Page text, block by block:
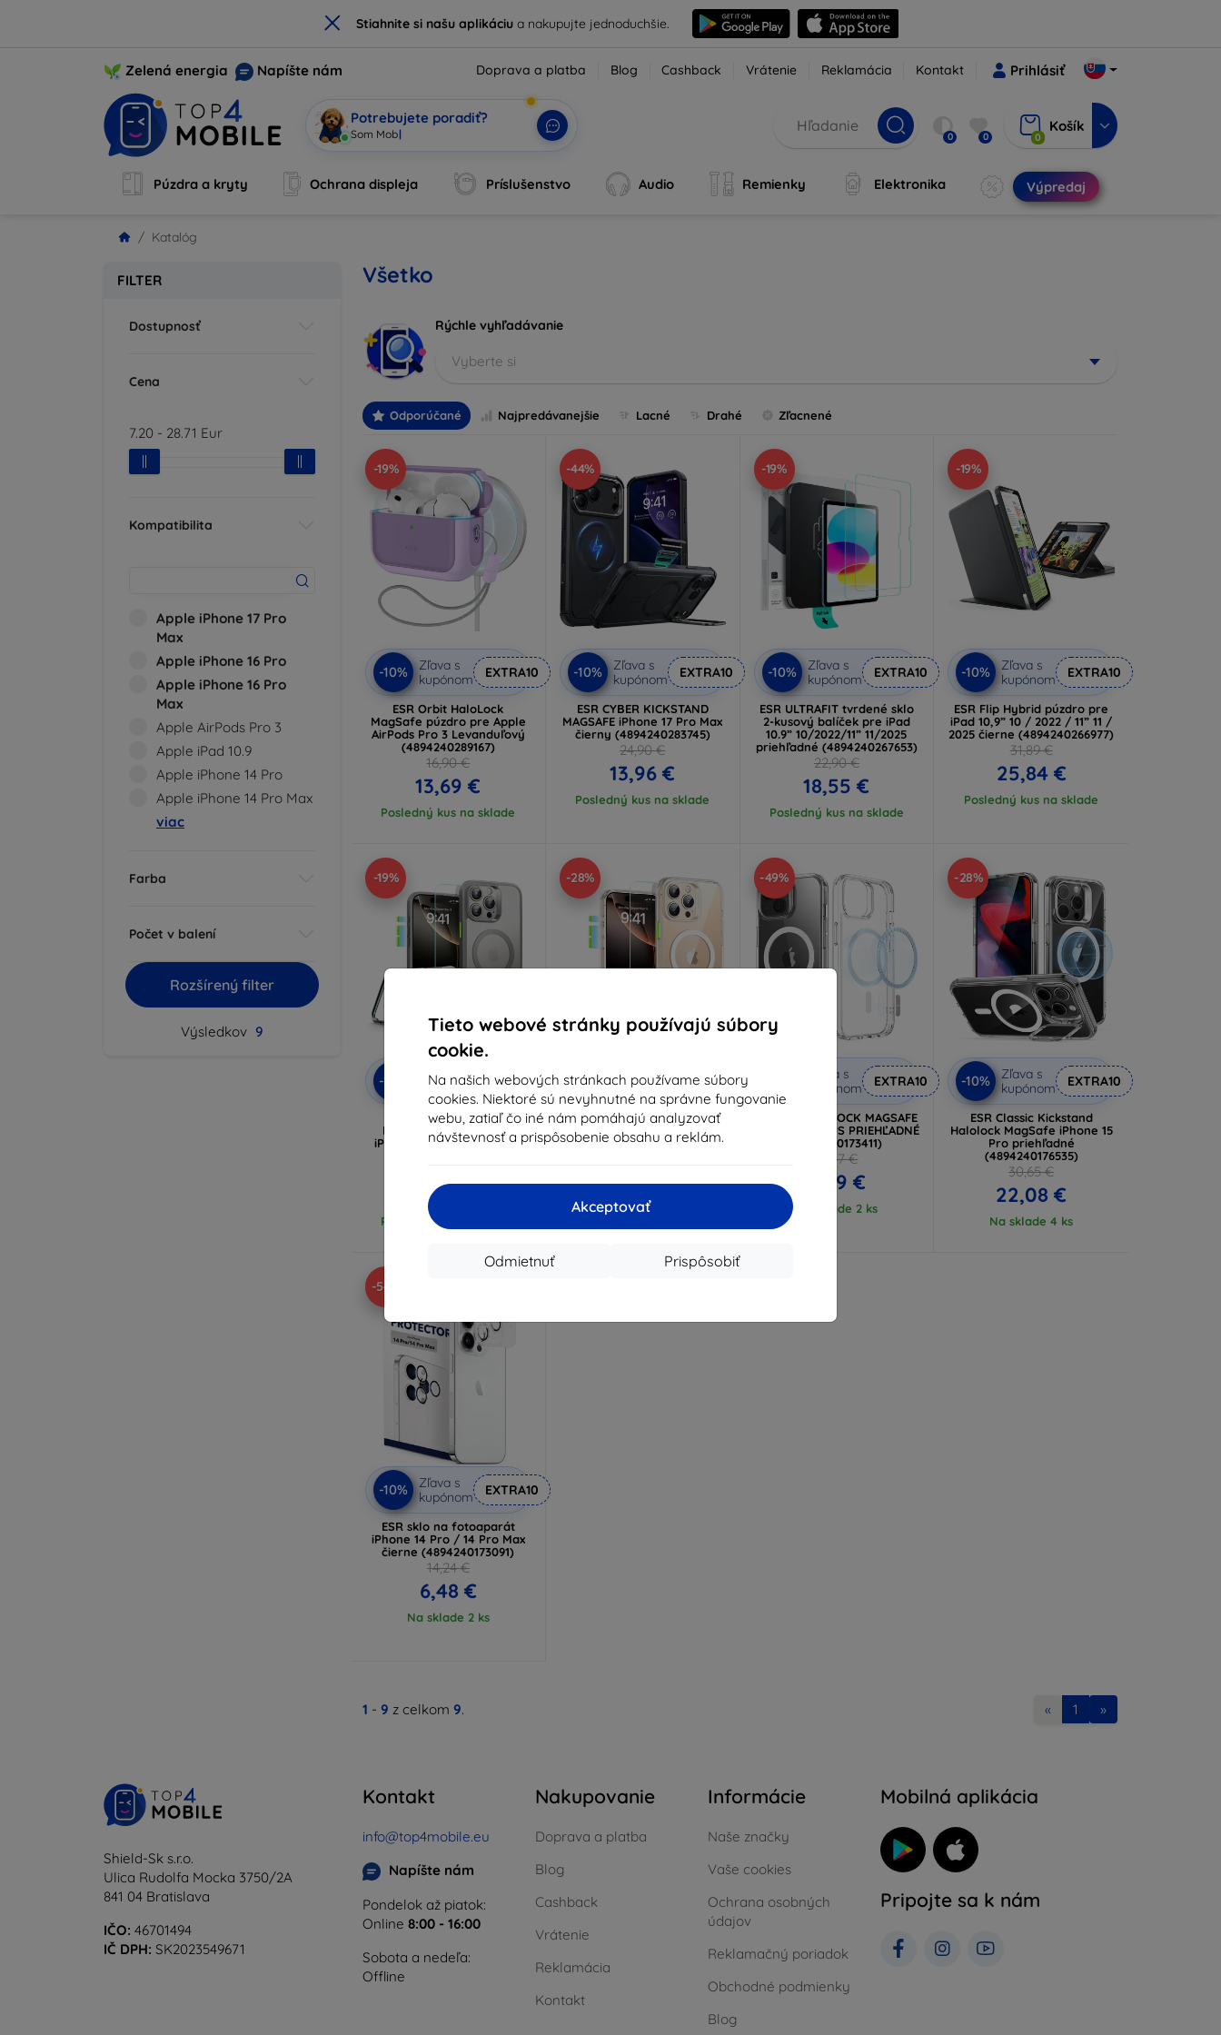
× Stiahnite si našu aplikáciua nakupujte jednoduchšie.
Tieto webové stránky používajú súbory
cookie.
Na našich webových stránkach používame súbory
cookies. Niektoré sú nevyhnutné na správne fungovanie
webu, zatiaľ čo iné nám pomáhajú analyzovať
návštevnosť a prispôsobenie obsahu a reklám.
Akceptovať
Prispôsobiť
Odmietnuť
Zelená energia Napíšte nám Doprava a platba Blog Cashback Vrátenie Reklamácia Kontakt Prihlásiť
Potrebujete poradiť?
Som Mobi, tvoj A 0 0 0
Košík
Púzdra a kryty Ochrana displeja Príslušenstvo Audio Remienky Elektronika Výpredaj
Katalóg
FILTER
Dostupnosť
Cena
7.20 - 28.71 Eur
Kompatibilita
Apple iPhone 17 Pro
Max
Apple iPhone 16 Pro
Apple iPhone 16 Pro
Max
Apple AirPods Pro 3
Apple iPad 10.9
Apple iPhone 14 Pro
Apple iPhone 14 Pro Max
viac
Farba
Počet v balení
Rozšírený filter
Výsledkov 9
Všetko
Rýchle vyhľadávanie
Vyberte si
Odporúčané Najpredávanejšie Lacné Drahé Zľacnené
-19%
-10%
Zľava s
kupónom
EXTRA10
ESR Orbit HaloLock
MagSafe púzdro pre Apple
AirPods Pro 3 Levanduľový
(4894240289167)
16,90 €
13,69 €
Posledný kus na sklade
-44%
-10%
Zľava s
kupónom
EXTRA10
ESR CYBER KICKSTAND
MAGSAFE iPhone 17 Pro Max
čierny (4894240283745)
24,90 €
13,96 €
Posledný kus na sklade
-19%
-10%
Zľava s
kupónom
EXTRA10
ESR ULTRAFIT tvrdené sklo
2-kusový balíček pre iPad
10.9” 10/2022/11” 11/2025
priehľadné (4894240267653)
22,90 €
18,55 €
Posledný kus na sklade
-19%
-10%
Zľava s
kupónom
EXTRA10
ESR Flip Hybrid púzdro pre
iPad 10,9” 10 / 2022 / 11” 11 /
2025 čierne (4894240266977)
31,89 €
25,84 €
Posledný kus na sklade
-19%
-10%
Zľava s
kupónom
EXTRA10
ESR Classic Pro Set
HaloLock MagSafe pre
iPhone 16 Pro Max, matná
12,89 €
Posledný kus na sklade
-28%
-10%
Zľava s
kupónom
EXTRA10
ESR Classic Pro set HaloLock
MagSafe púzdro pre iPhone
16 Pro Clear
10,73 €
-49%
Zľava s
kupónom
EXTRA10
ESR CH HALOLOCK MAGSAFE
IPHONE 15 PLUS PRIEHĽADNÉ
(4894240173411)
19,37 €
9,89 €
Na sklade 2 ks
-28%
-10%
Zľava s
kupónom
EXTRA10
ESR Classic Kickstand
Halolock MagSafe iPhone 15
Pro priehľadné
(4894240176535)
30,65 €
22,08 €
Na sklade 4 ks
-54%
-10%
Zľava s
kupónom
EXTRA10
ESR sklo na fotoaparát
iPhone 14 Pro / 14 Pro Max
čierne (4894240173091)
14,24 €
6,48 €
Na sklade 2 ks
1 - 9 z celkom 9. « 1 »
Shield-Sk s.r.o.
Ulica Rudolfa Mocka 3750/2A
841 04 Bratislava
IČO: 46701494
IČ DPH: SK2023549671
Kontakt
info@top4mobile.eu
Napíšte nám
Pondelok až piatok:
Online 8:00 - 16:00
Sobota a nedeľa:
Offline
Nakupovanie
Doprava a platba
Blog
Cashback
Vrátenie
Reklamácia
Kontakt
Informácie
Naše značky
Vaše cookies
Ochrana osobných
údajov
Reklamačný poriadok
Obchodné podmienky
Blog
Mobilná aplikácia
Pripojte sa k nám